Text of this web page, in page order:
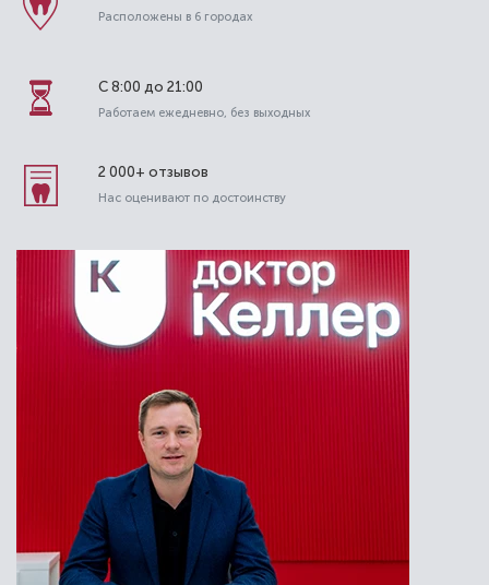
Расположены в 6 городах
С 8:00 до 21:00
Работаем ежедневно, без выходных
2 000+ отзывов
Нас оценивают по достоинству